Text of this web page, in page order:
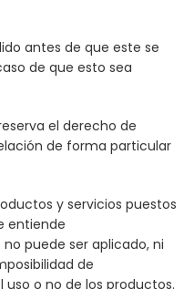
antes de que este se
de que esto sea
el derecho de
de forma particular
y servicios puestos
entiende
puede ser aplicado, ni
de
uso o no de los productos.